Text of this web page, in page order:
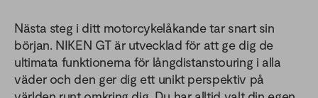
Nästa steg i ditt motorcykelåkande tar snart sin
början. NIKEN GT är utvecklad för att ge dig de
ultimata funktionerna för långdistanstouring i alla
väder och den ger dig ett unikt perspektiv på